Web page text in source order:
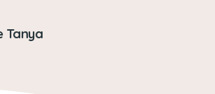
gentille, tu nous aimais d un
Tanya